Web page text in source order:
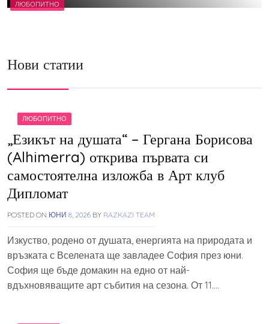
ЛЮБОПИТНО
Нови статии
ЛЮБОПИТНО
„Езикът на душата“ – Гергана Борисова
(Alhimerra) открива първата си
самостоятелна изложба в Арт клуб
Дипломат
POSTED ON ЮНИ 8, 2026 BY RAZKAZI TEAM
Изкуство, родено от душата, енергията на природата и
връзката с Вселената ще завладее София през юни.
София ще бъде домакин на едно от най-
вдъхновяващите арт събития на сезона. От 11….